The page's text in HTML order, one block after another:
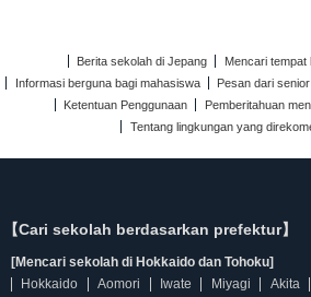
Berita sekolah di Jepang
Mencari tempat
Informasi berguna bagi mahasiswa
Pesan dari senior
Ketentuan Penggunaan
Pemberitahuan
Tentang lingkungan yang
【Cari sekolah berdasarkan prefektur】
[Mencari sekolah di Hokkaido dan Tohoku]
Hokkaido
Aomori Iwate Miyagi Akita